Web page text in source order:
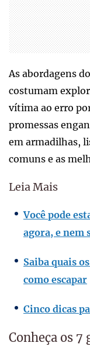
As abordagens
costumam
vítima ao erro
promessas
em armadilhas,
comuns e as
Leia Mais
Você pode
agora, e nem
Saiba quais
como escapar
Cinco dicas
Conheça os